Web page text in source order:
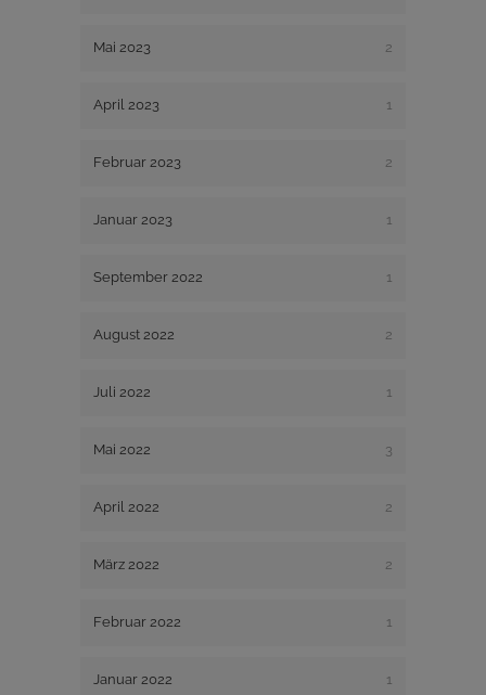
Mai 2023 2
April 2023 1
Februar 2023 2
Januar 2023 1
September 2022 1
August 2022 2
Juli 2022 1
Mai 2022 3
April 2022 2
März 2022 2
Februar 2022 1
Januar 2022 1